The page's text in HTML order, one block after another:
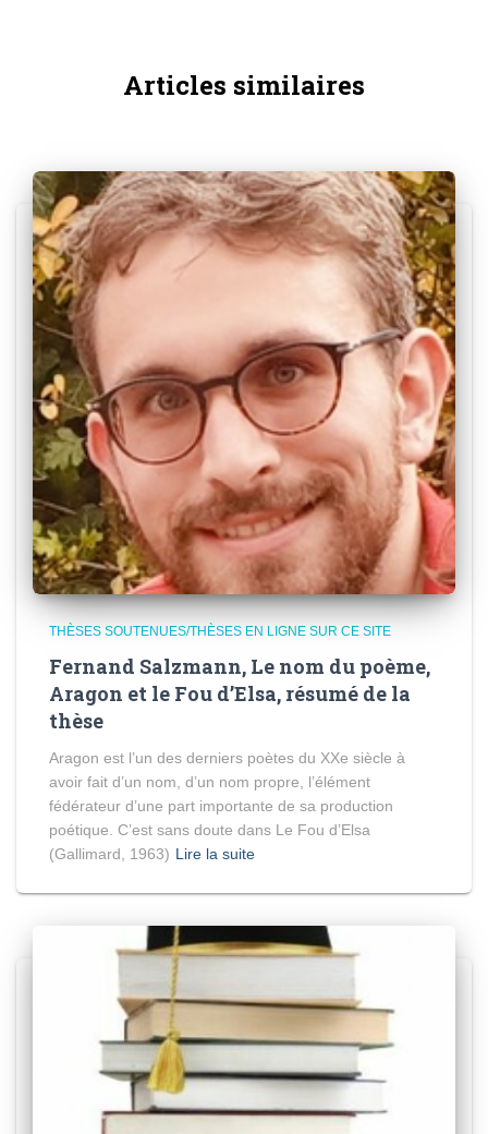
Articles similaires
THÈSES SOUTENUES/THÈSES EN LIGNE SUR CE SITE
Fernand Salzmann, Le nom du poème,
Aragon et le Fou d’Elsa, résumé de la
thèse
Aragon est l’un des derniers poètes du XXe siècle à
avoir fait d’un nom, d’un nom propre, l’élément
fédérateur d’une part importante de sa production
poétique. C’est sans doute dans Le Fou d’Elsa
(Gallimard, 1963) Lire la suite